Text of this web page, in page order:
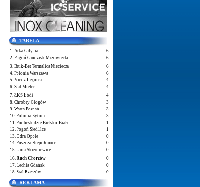
TABELA
1. Arka Gdynia
6
2. Pogoń Grodzisk Mazowiecki
6
3. Bruk-Bet Termalica Nieciecza
6
4. Polonia Warszawa
6
5. Miedź Legnica
4
6. Stal Mielec
4
7. ŁKS Łódź
4
8. Chrobry Głogów
3
9. Warta Poznań
3
10. Polonia Bytom
3
11. Podbeskidzie Bielsko-Biała
1
12. Pogoń Sied1lce
1
13. Odra Opole
0
14. Puszcza Niepołomice
0
15. Unia Skierniewice
0
16. Ruch Chorzów
0
17. Lechia Gdańsk
0
18. Stal Rzeszów
0
REKLAMA